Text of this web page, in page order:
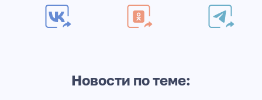
Новости по теме: